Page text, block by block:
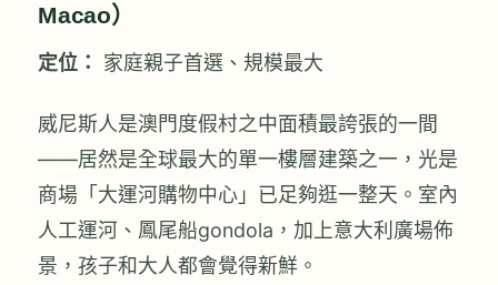
Macao）
定位： 家庭親子首選、規模最大
威尼斯人是澳門度假村之中面積最誇張的一間
——居然是全球最大的單一樓層建築之一，光是
商場「大運河購物中心」已足夠逛一整天。室內
人工運河、鳳尾船gondola，加上意大利廣場佈
景，孩子和大人都會覺得新鮮。